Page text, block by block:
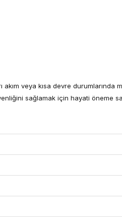
veya kısa devre durumlarında
sağlamak için hayati öneme